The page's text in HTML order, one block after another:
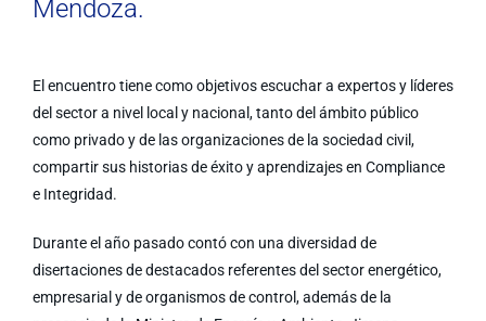
Mendoza.
El encuentro tiene como objetivos escuchar a expertos y líderes
del sector a nivel local y nacional, tanto del ámbito público
como privado y de las organizaciones de la sociedad civil,
compartir sus historias de éxito y aprendizajes en Compliance
e Integridad.
Durante el año pasado contó con una diversidad de
disertaciones de destacados referentes del sector energético,
empresarial y de organismos de control, además de la